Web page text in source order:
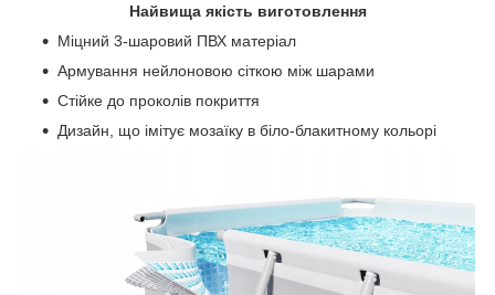
Найвища якість виготовлення
Міцний 3-шаровий ПВХ матеріал
Армування нейлоновою сіткою між шарами
Стійке до проколів покриття
Дизайн, що імітує мозаїку в біло-блакитному кольорі